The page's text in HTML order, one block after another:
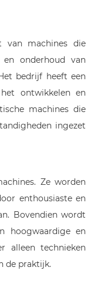
van machines die
onderhoud van
bedrijf heeft een
ontwikkelen en
machines die
ingezet
Ze worden
enthousiaste en
Bovendien wordt
hoogwaardige en
alleen technieken
de praktijk.